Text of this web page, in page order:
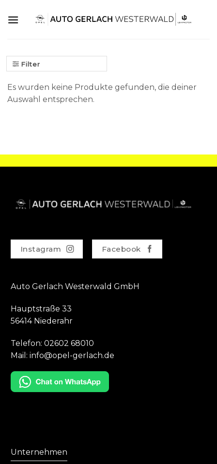
Filter
Es wurden keine Produkte gefunden, die deiner
Auswahl entsprechen.
Instagram Facebook
Auto Gerlach Westerwald GmbH
Hauptstraße 33
56414 Niederahr
Telefon:02602 68010
Mail: info@opel-gerlach.de
Unternehmen